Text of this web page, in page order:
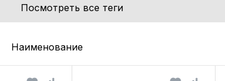
Посмотреть все теги
Наименование